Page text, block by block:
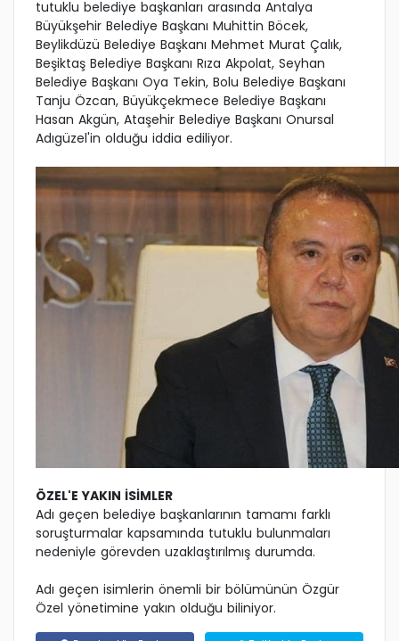
tutuklu belediye başkanları arasında Antalya
Büyükşehir Belediye Başkanı Muhittin Böcek,
Beylikdüzü Belediye Başkanı Mehmet Murat Çalık,
Beşiktaş Belediye Başkanı Rıza Akpolat, Seyhan
Belediye Başkanı Oya Tekin, Bolu Belediye Başkanı
Tanju Özcan, Büyükçekmece Belediye Başkanı
Hasan Akgün, Ataşehir Belediye Başkanı Onursal
Adıgüzel'in olduğu iddia ediliyor.
ÖZEL'E YAKIN İSİMLER
Adı geçen belediye başkanlarının tamamı farklı
soruşturmalar kapsamında tutuklu bulunmaları
nedeniyle görevden uzaklaştırılmış durumda.
Adı geçen isimlerin önemli bir bölümünün Özgür
Özel yönetimine yakın olduğu biliniyor.